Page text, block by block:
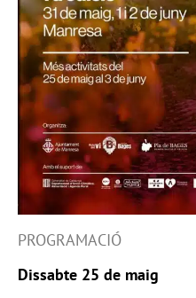
PROGRAMACIÓ
Dissabte 25 de maig